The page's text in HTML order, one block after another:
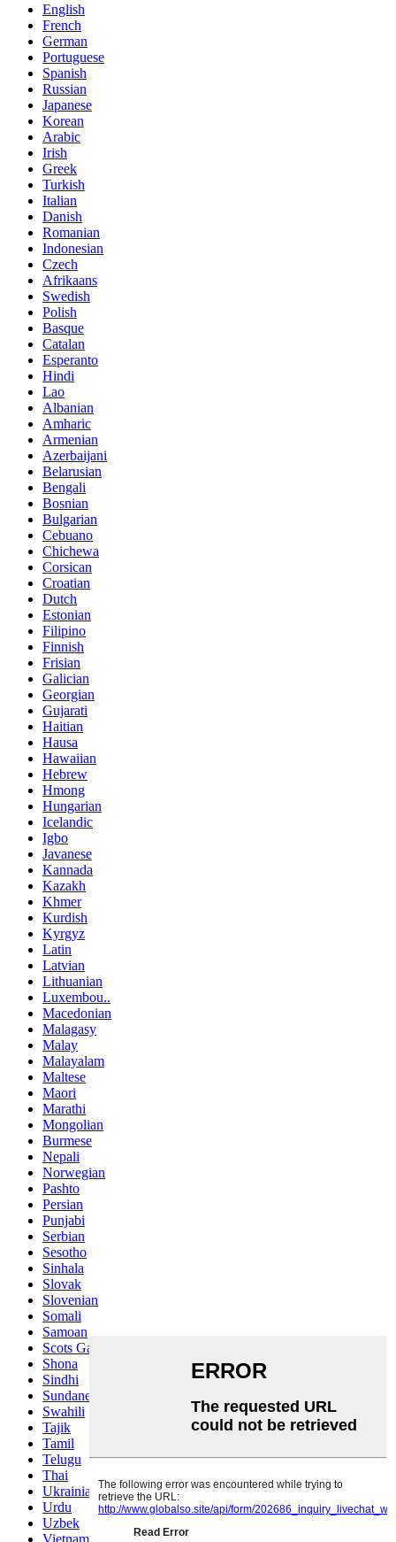
English
French
German
Portuguese
Spanish
Russian
Japanese
Korean
Arabic
Irish
Greek
Turkish
Italian
Danish
Romanian
Indonesian
Czech
Afrikaans
Swedish
Polish
Basque
Catalan
Esperanto
Hindi
Lao
Albanian
Amharic
Armenian
Azerbaijani
Belarusian
Bengali
Bosnian
Bulgarian
Cebuano
Chichewa
Corsican
Croatian
Dutch
Estonian
Filipino
Finnish
Frisian
Galician
Georgian
Gujarati
Haitian
Hausa
Hawaiian
Hebrew
Hmong
Hungarian
Icelandic
Igbo
Javanese
Kannada
Kazakh
Khmer
Kurdish
Kyrgyz
Latin
Latvian
Lithuanian
Luxembou..
Macedonian
Malagasy
Malay
Malayalam
Maltese
Maori
Marathi
Mongolian
Burmese
Nepali
Norwegian
Pashto
Persian
Punjabi
Serbian
Sesotho
Sinhala
Slovak
Slovenian
Somali
Samoan
Scots Gaelic
Shona
Sindhi
Sundanese
Swahili
Tajik
Tamil
Telugu
Thai
Ukrainian
Urdu
Uzbek
Vietnamese